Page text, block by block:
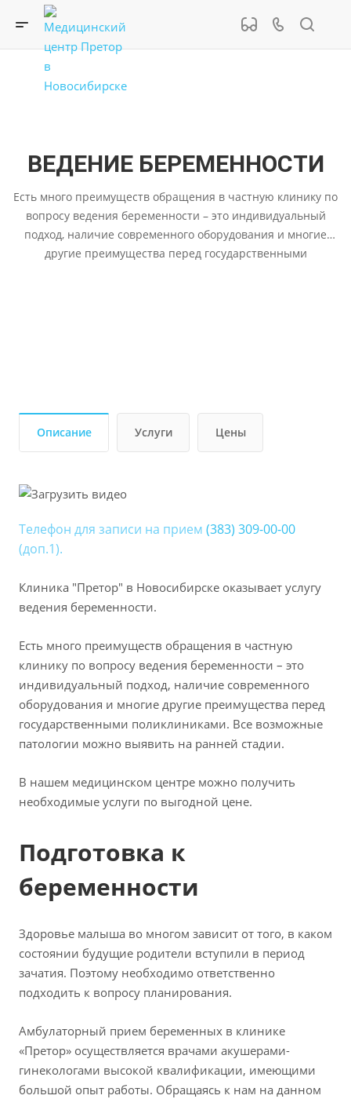
ВЕДЕНИЕ БЕРЕМЕННОСТИ
Есть много преимуществ обращения в частную клинику по
вопросу ведения беременности – это индивидуальный
подход, наличие современного оборудования и многие
другие преимущества перед государственными
Описание Услуги Цены
Телефон для записи на прием (383) 309-00-00
(доп.1).
Клиника "Претор" в Новосибирске оказывает услугу
ведения беременности.
Есть много преимуществ обращения в частную
клинику по вопросу ведения беременности – это
индивидуальный подход, наличие современного
оборудования и многие другие преимущества перед
государственными поликлиниками. Все возможные
патологии можно выявить на ранней стадии.
В нашем медицинском центре можно получить
необходимые услуги по выгодной цене.
Подготовка к
беременности
Здоровье малыша во многом зависит от того, в каком
состоянии будущие родители вступили в период
зачатия. Поэтому необходимо ответственно
подходить к вопросу планирования.
Амбулаторный прием беременных в клинике
«Претор» осуществляется врачами акушерами-
гинекологами высокой квалификации, имеющими
большой опыт работы. Обращаясь к нам на данном